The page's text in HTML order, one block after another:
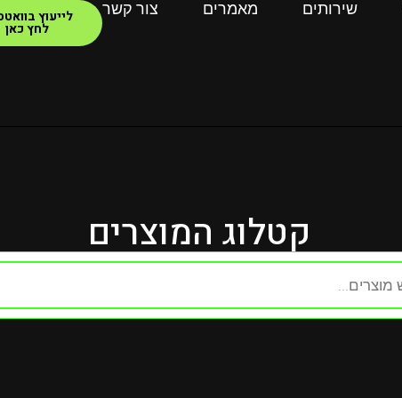
שירותים מאמרים צור קשר לייעוץ
לחץ כאן
קטלוג המוצרים